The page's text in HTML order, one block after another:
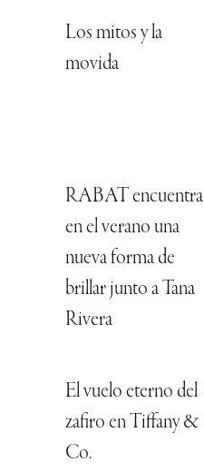
Los mitos y la
movida
RABAT encuentra
en el verano una
nueva forma de
brillar junto a Tana
Rivera
El vuelo eterno del
zafiro en Tiffany &
Co.